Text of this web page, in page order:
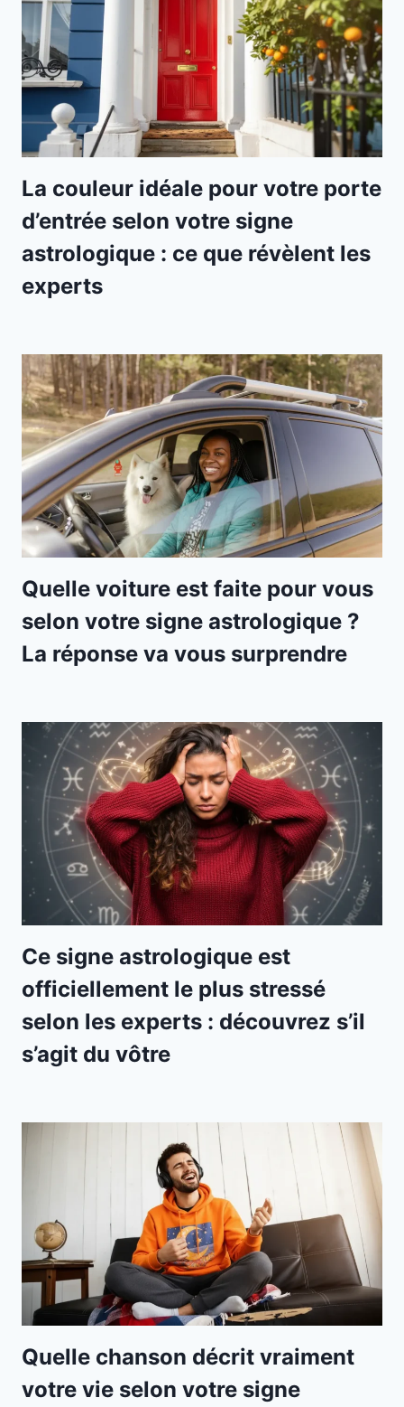
La couleur idéale pour votre porte
d’entrée selon votre signe
astrologique : ce que révèlent les
experts
Quelle voiture est faite pour vous
selon votre signe astrologique ?
La réponse va vous surprendre
Ce signe astrologique est
officiellement le plus stressé
selon les experts : découvrez s’il
s’agit du vôtre
Quelle chanson décrit vraiment
votre vie selon votre signe